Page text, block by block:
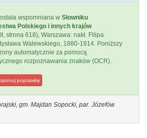
wspomniana w Słowniku
Polskiego i innych krajów
strona 618), Warszawa: nakł. Filipa
Walewskiego, 1880-1914. Poniższy
automatycznie za pomocą
rozpoznawania znaków (OCR).
poprawkę
gm. Majdan Sopocki, par. Józefów